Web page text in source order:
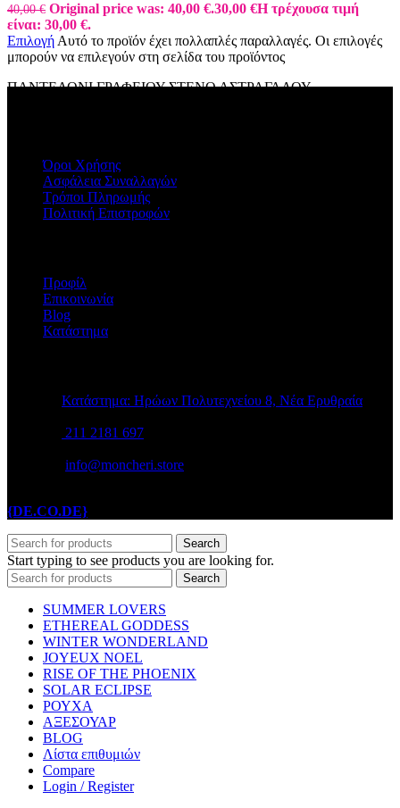
40,00€ Original price was: 40,00 €.30,00 €Η τρέχουσα τιμή
είναι: 30,00 €.
Επιλογή Αυτό το προϊόν έχει πολλαπλές παραλλαγές. Οι επιλογές
μπορούν να επιλεγούν στη σελίδα του προϊόντος
ΠΑΝΤΕΛΟΝΙ ΓΡΑΦΕΙΟΥ ΣΤΕΝΟ ΑΣΤΡΑΓΑΛΟΥ
Όροι Χρήσης
Ασφάλεια Συναλλαγών
Τρόποι Πληρωμής
Πολιτική Επιστροφών
Προφίλ
Επικοινωνία
Blog
Κατάστημα
Κατάστημα: Ηρώων Πολυτεχνείου 8, Νέα Ερυθραία
211 2181 697
info@moncheri.store
{DE.CO.DE}
Search
Start typing to see products you are looking for.
Search
SUMMER LOVERS
ETHEREAL GODDESS
WINTER WONDERLAND
JOYEUX NOEL
RISE OF THE PHOENIX
SOLAR ECLIPSE
ΡΟΥΧΑ
ΑΞΕΣΟΥΑΡ
BLOG
Λίστα επιθυμιών
Compare
Login / Register